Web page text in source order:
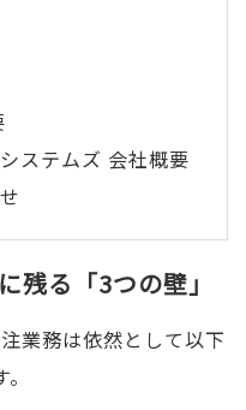
ステムズ 会社概要
残る「3つの壁」
業務は依然として以下